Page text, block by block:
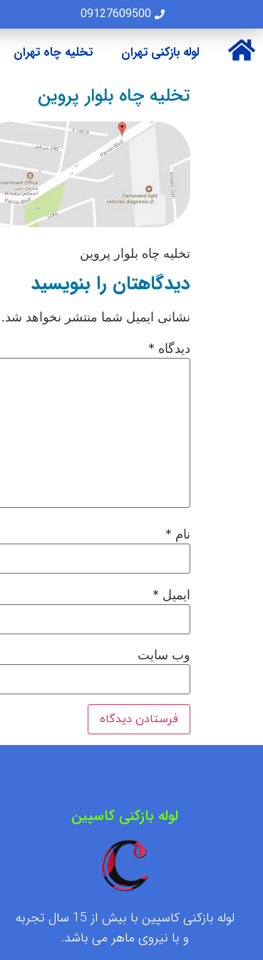
09127609500
لوله بازکنی تهران
تخلیه چاه تهران
تخلیه چاه بلوار پروین
تخلیه چاه بلوار پروین
دیدگاهتان را بنویسید
نشانی ایمیل شما منتشر نخواهد شد.
دیدگاه *
نام *
ایمیل *
وب‌ سایت
لوله بازکنی کاسپین
لوله بازکنی کاسپین با بیش از 15 سال تجربه
و با نیروی ماهر می باشد.